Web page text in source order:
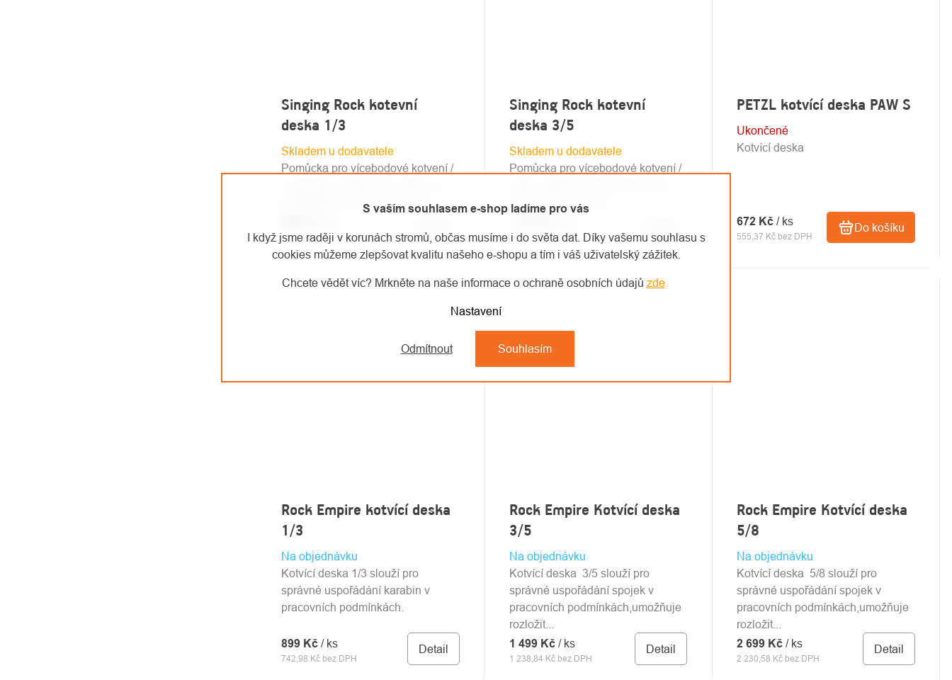
S vaším souhlasem e-shop ladíme pro vás
I když jsme raději v korunách stromů, občas musíme i do světa dat. Díky vašemu souhlasu s
cookies můžeme zlepšovat kvalitu našeho e-shopu a tím i váš uživatelský zážitek.
Chcete vědět víc? Mrkněte na naše informace o ochraně osobních údajů zde.
Nastavení
Odmítnout Souhlasím
Singing Rock kotevní
deska 1/3
Skladem u dodavatele
535,54 Kč bez DPH
Pomůcka pro vícebodové kotvení /
kteréhokoliv oka / 36 kN / 65 g
Singing Rock kotevní
deska 3/5
Skladem u dodavatele
1 033,88 Kč bez DPH
Pomůcka pro vícebodové kotvení /
bodů / 50 kN / 145 g
PETZL kotvící deska PAW S
Ukončené
555,37 Kč bez DPH
672 Kč/ ks Do košíku
Kotvící deska
Rock Empire kotvící deska
1/3
Na objednávku
742,98 Kč bez DPH
899 Kč / ks Detail
Kotvící deska 1/3 slouží pro
správné uspořádání karabin v
pracovních podmínkách.
Rock Empire Kotvící deska
3/5
Na objednávku
1 238,84 Kč bez DPH
1 499 Kč / ks Detail
Kotvící deska 3/5 slouží pro
správné uspořádání spojek v
pracovních podmínkách,umožňuje
rozložit...
Rock Empire Kotvící deska
5/8
Na objednávku
2 230,58 Kč bez DPH
2 699 Kč/ ks Detail
Kotvící deska 5/8 slouží pro
správné uspořádání spojek v
pracovních podmínkách,umožňuje
rozložit...